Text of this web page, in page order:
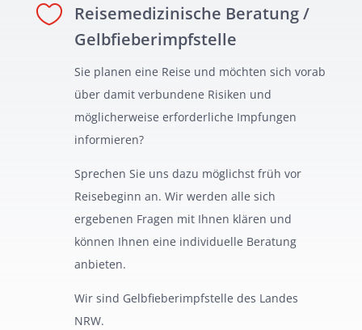

Reisemedizinische Beratung /
Gelbfieberimpfstelle
Sie planen eine Reise und möchten sich vorab
über damit verbundene Risiken und
möglicherweise erforderliche Impfungen
informieren?
Sprechen Sie uns dazu möglichst früh vor
Reisebeginn an. Wir werden alle sich
ergebenen Fragen mit Ihnen klären und
können Ihnen eine individuelle Beratung
anbieten.
Wir sind Gelbfieberimpfstelle des Landes
NRW.